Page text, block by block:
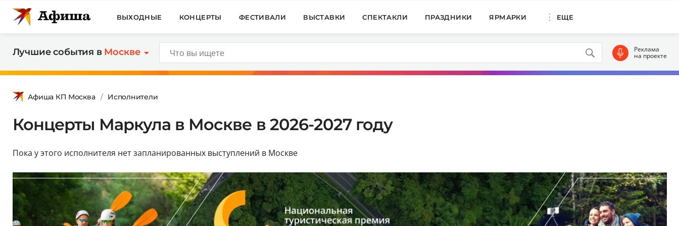
ВЫХОДНЫЕ КОНЦЕРТЫ ФЕСТИВАЛИ ВЫСТАВКИ СПЕКТАКЛИ ПРАЗДНИКИ ЯРМАРКИ ЕЩЕ
Лучшие события в Москве Реклама
на проекте
Афиша КП Москва Исполнители
Концерты Маркула в Москве в 2026-2027 году
Пока у этого исполнителя нет запланированных выступлений в Москве